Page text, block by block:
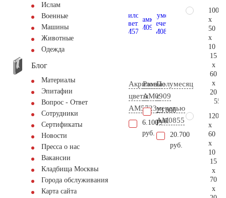
Ислам
Военные
Машины
Животные
Одежда
Блог
Материалы
Эпитафии
Вопрос - Ответ
Сотрудники
Сертификаты
Новости
Пресса о нас
Вакансии
Кладбища Москвы
Города обслуживания
Карта сайта
Акриловые
цветы
AM5723
6.100
руб.
Рамка
AM0909
23.000
руб.
Полумесяц
с
мечетью
AM0855
20.700
руб.
100
x
50
x
10
15
x
60
x
20
120
x
60
x
10
15
x
70
x